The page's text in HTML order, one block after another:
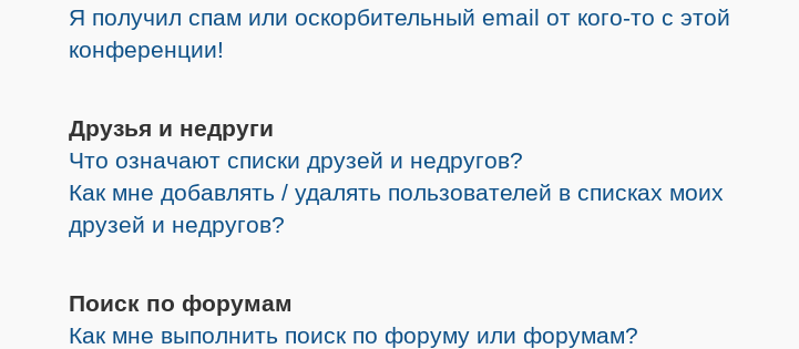
Я получил спам или оскорбительный email от кого-то с этой
конференции!
Друзья и недруги
Что означают списки друзей и недругов?
Как мне добавлять / удалять пользователей в списках моих
друзей и недругов?
Поиск по форумам
Как мне выполнить поиск по форуму или форумам?